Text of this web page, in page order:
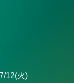
12(火)